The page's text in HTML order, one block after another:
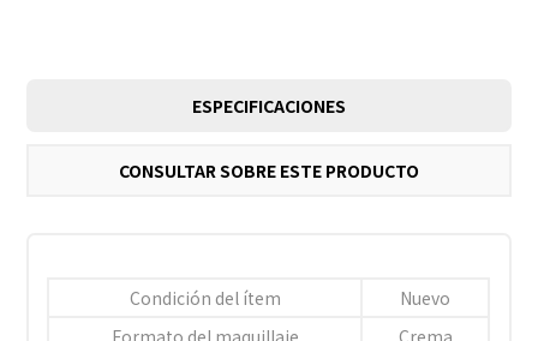
ESPECIFICACIONES
CONSULTAR SOBRE ESTE PRODUCTO
Condición del ítem
Nuevo
Formato del maquillaje
Crema